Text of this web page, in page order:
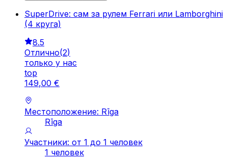
SuperDrive: сам за рулем Ferrari или Lamborghini
(4 круга)
8.5
Отлично(2)
только у нас
top
149,00 €
Местоположение: Rīga
Rīga
Участники: от 1 до 1 человек
1 человек